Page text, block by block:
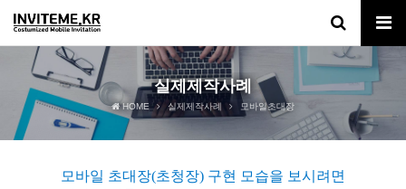
실제제작사례
HOME 실제제작사례 모바일초대장
모바일 초대장(초청장) 구현 모습을 보시려면